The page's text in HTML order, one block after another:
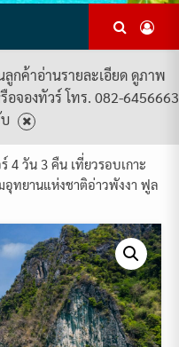
กค้าอ่านรายละเอียด ดูภาพ
จองทัวร์ โทร. 082-6456663
4 วัน 3 คืน เที่ยวรอบเกาะ
อุทยานแห่งชาติอ่าวพังงา ฟูล